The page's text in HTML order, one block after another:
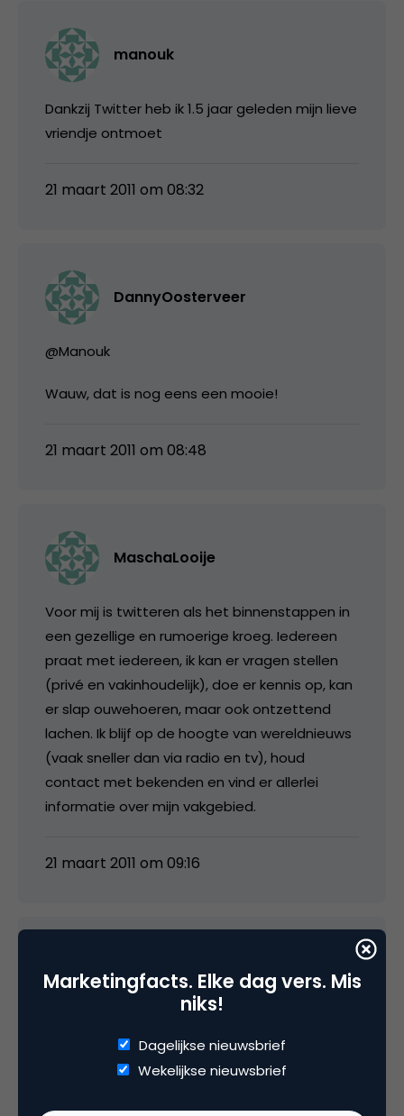
manouk
Dankzij Twitter heb ik 1.5 jaar geleden mijn lieve
vriendje ontmoet
21 maart 2011 om 08:32
DannyOosterveer
@Manouk
Wauw, dat is nog eens een mooie!
21 maart 2011 om 08:48
MaschaLooije
Voor mij is twitteren als het binnenstappen in
een gezellige en rumoerige kroeg. Iedereen
praat met iedereen, ik kan er vragen stellen
(privé en vakinhoudelijk), doe er kennis op, kan
er slap ouwehoeren, maar ook ontzettend
lachen. Ik blijf op de hoogte van wereldnieuws
(vaak sneller dan via radio en tv), houd
contact met bekenden en vind er allerlei
informatie over mijn vakgebied.
21 maart 2011 om 09:16
Pieterjan Decoster
Daarom is één van de voorwaarden van
Marketingfacts. Elke dag vers. Mis
niks!
Dagelijkse nieuwsbrief
Wekelijkse nieuwsbrief